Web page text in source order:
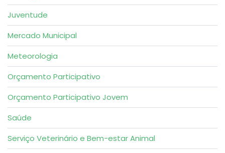
Juventude
Mercado Municipal
Meteorologia
Orçamento Participativo
Orçamento Participativo Jovem
Saúde
Serviço Veterinário e Bem-estar Animal